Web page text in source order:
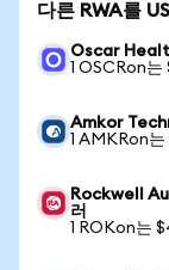
다른 RWA를
Oscar
1 OSCRon
Amkor
1 AMKRon
Rockwell
러
1 ROKon는